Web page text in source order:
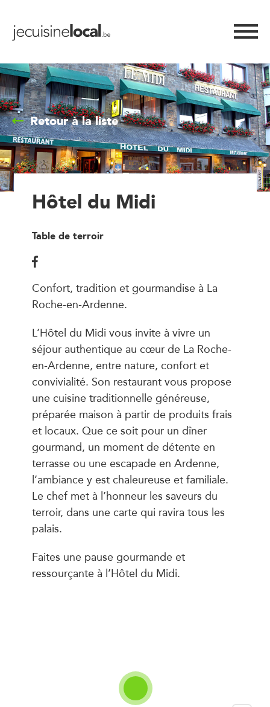
Retour à la liste
Hôtel du Midi
Table de terroir
Confort, tradition et gourmandise à La
Roche-en-Ardenne.
L’Hôtel du Midi vous invite à vivre un
séjour authentique au cœur de La Roche-
en-Ardenne, entre nature, confort et
convivialité. Son restaurant vous propose
une cuisine traditionnelle généreuse,
préparée maison à partir de produits frais
et locaux. Que ce soit pour un dîner
gourmand, un moment de détente en
terrasse ou une escapade en Ardenne,
l’ambiance y est chaleureuse et familiale.
Le chef met à l’honneur les saveurs du
terroir, dans une carte qui ravira tous les
palais.
Faites une pause gourmande et
ressourçante à l’Hôtel du Midi.